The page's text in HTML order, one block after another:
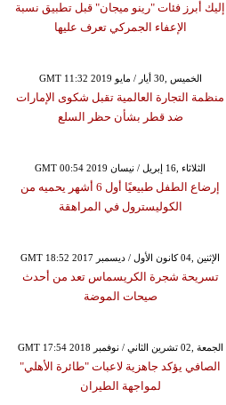
إليك أبرز فئات "رينو ميجان" قبل تطبيق نسبة
الإعفاء الجمركي تعرف عليها
GMT 11:32 2019 الخميس ,30 أيار / مايو
منظمة التجارة العالمية تقبل شكوى الإمارات
ضد قطر بشأن حظر السلع
GMT 00:54 2019 الثلاثاء ,16 إبريل / نيسان
إرضاع الطفل طبيعيًا أول 6 أشهر يحميه من
الكوليسترول في المراهقة
GMT 18:52 2017 الإثنين ,04 كانون الأول / ديسمبر
تسريحة شجرة الكريسماس تعد من أحدث
صيحات الموضة
GMT 17:54 2018 الجمعة ,02 تشرين الثاني / نوفمبر
الصافي يؤكد جاهزية لاعبات "طائرة الأهلي"
لمواجهة الطيران